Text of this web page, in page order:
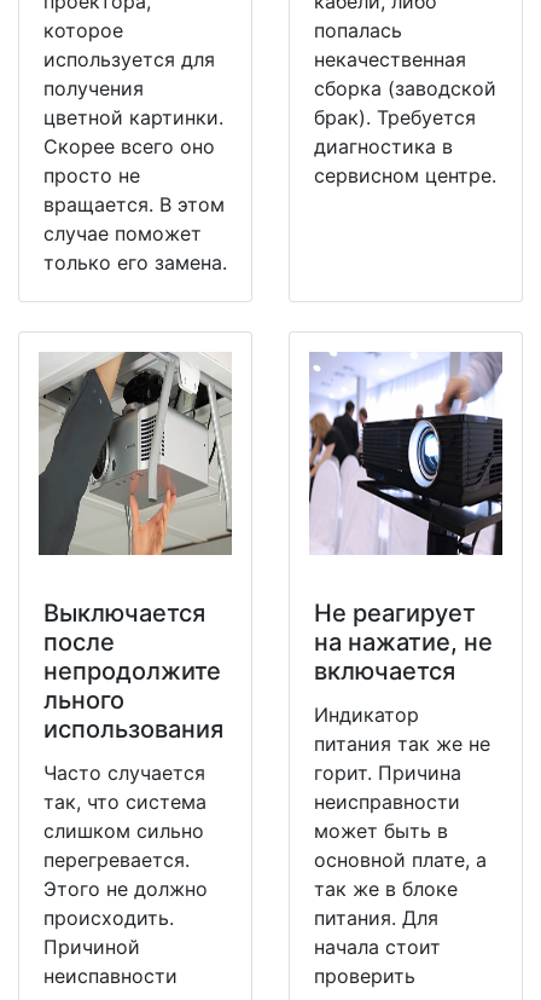
которое
используется для
получения
цветной картинки.
Скорее всего оно
просто не
вращается. В этом
случае поможет
только его замена.
попалась
некачественная
сборка (заводской
брак). Требуется
диагностика в
сервисном центре.
Выключается
после
непродолжите
льного
использования
Часто случается
так, что система
слишком сильно
перегревается.
Этого не должно
происходить.
Причиной
неиспавности
Не реагирует
на нажатие, не
включается
Индикатор
питания так же не
горит. Причина
неисправности
может быть в
основной плате, а
так же в блоке
питания. Для
начала стоит
проверить